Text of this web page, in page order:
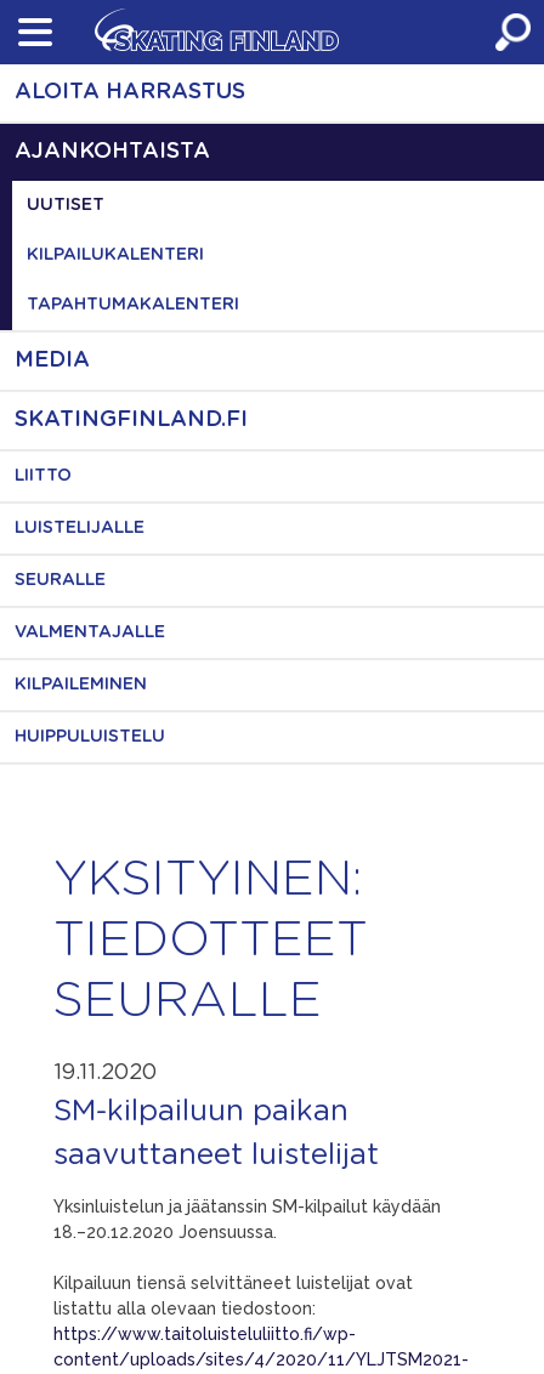
Skip
content
ALOITA HARRASTUS
AJANKOHTAISTA
UUTISET
KILPAILUKALENTERI
TAPAHTUMAKALENTERI
MEDIA
SKATINGFINLAND.FI
LIITTO
LUISTELIJALLE
SEURALLE
VALMENTAJALLE
KILPAILEMINEN
HUIPPULUISTELU
YKSITYINEN:
TIEDOTTEET
SEURALLE
19.11.2020
SM-kilpailuun paikan
saavuttaneet luistelijat
Yksinluistelun ja jäätanssin SM-kilpailut käydään
18.–20.12.2020 Joensuussa.
Kilpailuun tiensä selvittäneet luistelijat ovat
listattu alla olevaan tiedostoon:
https://www.taitoluisteluliitto.fi/wp-
content/uploads/sites/4/2020/11/YLJTSM2021-